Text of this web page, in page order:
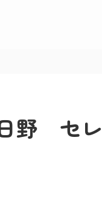
野 セ